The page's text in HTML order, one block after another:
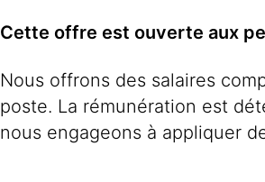
Cette offre est ouverte aux
Nous offrons des salaires
poste. La rémunération est
nous engageons à appliquer